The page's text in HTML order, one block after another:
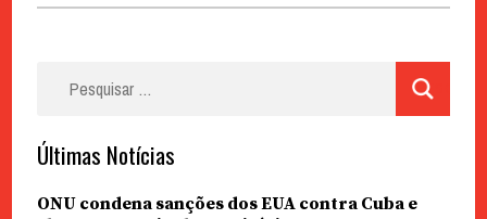
Últimas Notícias
ONU condena sanções dos EUA contra Cuba e